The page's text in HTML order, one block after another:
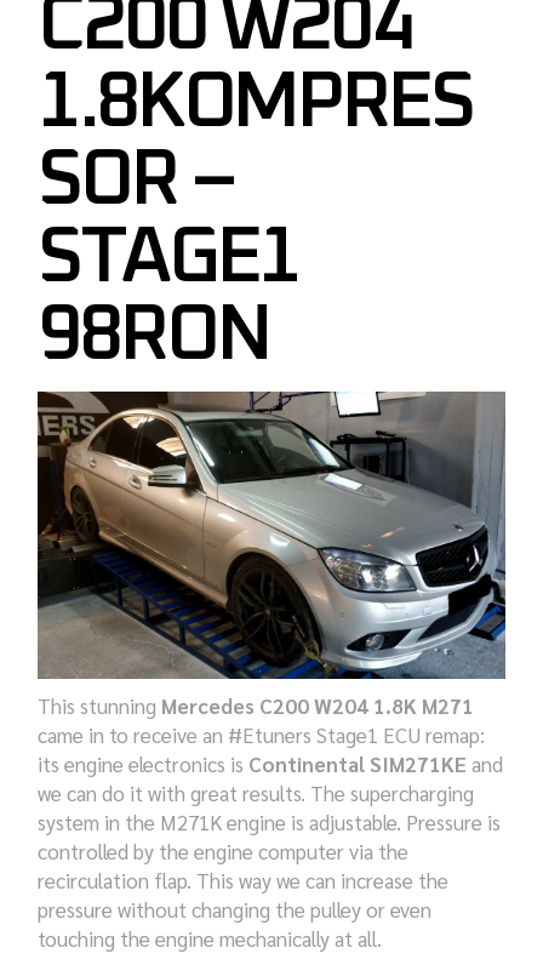
C200 W204
1.8KOMPRES
SOR –
STAGE1
98RON
This stunning Mercedes C200 W204 1.8K M271
came in to receive an #Etuners Stage1 ECU remap:
its engine electronics is Continental SIM271KE and
we can do it with great results. The supercharging
system in the M271K engine is adjustable. Pressure is
controlled by the engine computer via the
recirculation flap. This way we can increase the
pressure without changing the pulley or even
touching the engine mechanically at all.